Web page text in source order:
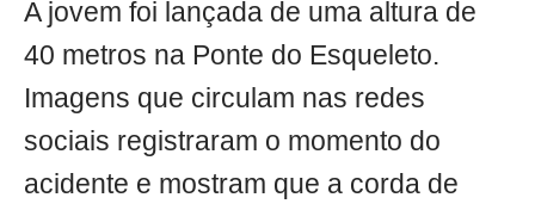
A jovem foi lançada de uma altura de
40 metros na Ponte do Esqueleto.
Imagens que circulam nas redes
sociais registraram o momento do
acidente e mostram que a corda de